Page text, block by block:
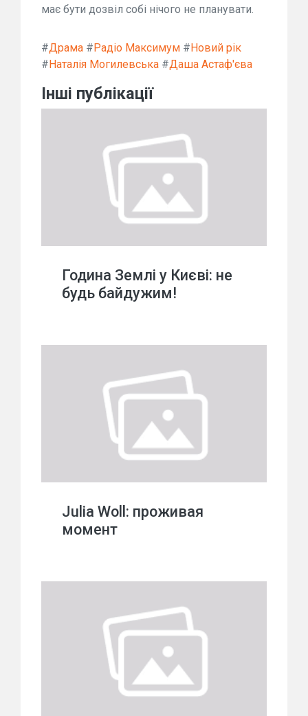
має бути дозвіл собі нічого не планувати.
#Драма #Радіо Максимум #Новий рік
#Наталія Могилевська #Даша Астаф'єва
Інші публікації
Година Землі у Києві: не
будь байдужим!
Julia Woll: проживая
момент